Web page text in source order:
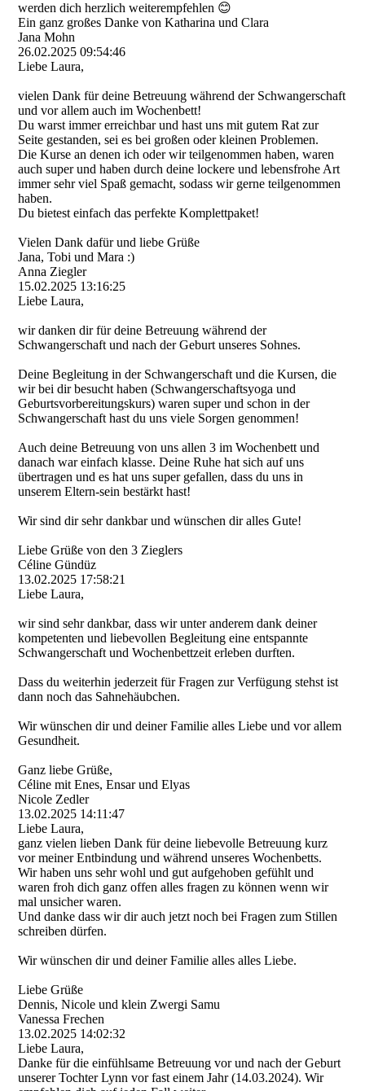
werden dich herzlich weiterempfehlen 😊
Ein ganz großes Danke von Katharina und Clara
Jana Mohn
26.02.2025 09:54:46
Liebe Laura,
vielen Dank für deine Betreuung während der Schwangerschaft
und vor allem auch im Wochenbett!
Du warst immer erreichbar und hast uns mit gutem Rat zur
Seite gestanden, sei es bei großen oder kleinen Problemen.
Die Kurse an denen ich oder wir teilgenommen haben, waren
auch super und haben durch deine lockere und lebensfrohe Art
immer sehr viel Spaß gemacht, sodass wir gerne teilgenommen
haben.
Du bietest einfach das perfekte Komplettpaket!
Vielen Dank dafür und liebe Grüße
Jana, Tobi und Mara :)
Anna Ziegler
15.02.2025 13:16:25
Liebe Laura,
wir danken dir für deine Betreuung während der
Schwangerschaft und nach der Geburt unseres Sohnes.
Deine Begleitung in der Schwangerschaft und die Kursen, die
wir bei dir besucht haben (Schwangerschaftsyoga und
Geburtsvorbereitungskur­s)­ waren super und schon in der
Schwangerschaft hast du uns viele Sorgen genommen!
Auch deine Betreuung von uns allen 3 im Wochenbett und
danach war einfach klasse. Deine Ruhe hat sich auf uns
übertragen und es hat uns super gefallen, dass du uns in
unserem Eltern-sein bestärkt hast!
Wir sind dir sehr dankbar und wünschen dir alles Gute!
Liebe Grüße von den 3 Zieglers
Céline Gündüz
13.02.2025 17:58:21
Liebe Laura,
wir sind sehr dankbar, dass wir unter anderem dank deiner
kompetenten und liebevollen Begleitung eine entspannte
Schwangerschaft und Wochenbettzeit erleben durften.
Dass du weiterhin jederzeit für Fragen zur Verfügung stehst ist
dann noch das Sahnehäubchen.
Wir wünschen dir und deiner Familie alles Liebe und vor allem
Gesundheit.
Ganz liebe Grüße,
Céline mit Enes, Ensar und Elyas
Nicole Zedler
13.02.2025 14:11:47
Liebe Laura,
ganz vielen lieben Dank für deine liebevolle Betreuung kurz
vor meiner Entbindung und während unseres Wochenbetts.
Wir haben uns sehr wohl und gut aufgehoben gefühlt und
waren froh dich ganz offen alles fragen zu können wenn wir
mal unsicher waren.
Und danke dass wir dir auch jetzt noch bei Fragen zum Stillen
schreiben dürfen.
Wir wünschen dir und deiner Familie alles alles Liebe.
Liebe Grüße
Dennis, Nicole und klein Zwergi Samu
Vanessa Frechen
13.02.2025 14:02:32
Liebe Laura,
Danke für die einfühlsame Betreuung vor und nach der Geburt
unserer Tochter Lynn vor fast einem Jahr (14.03.2024). Wir